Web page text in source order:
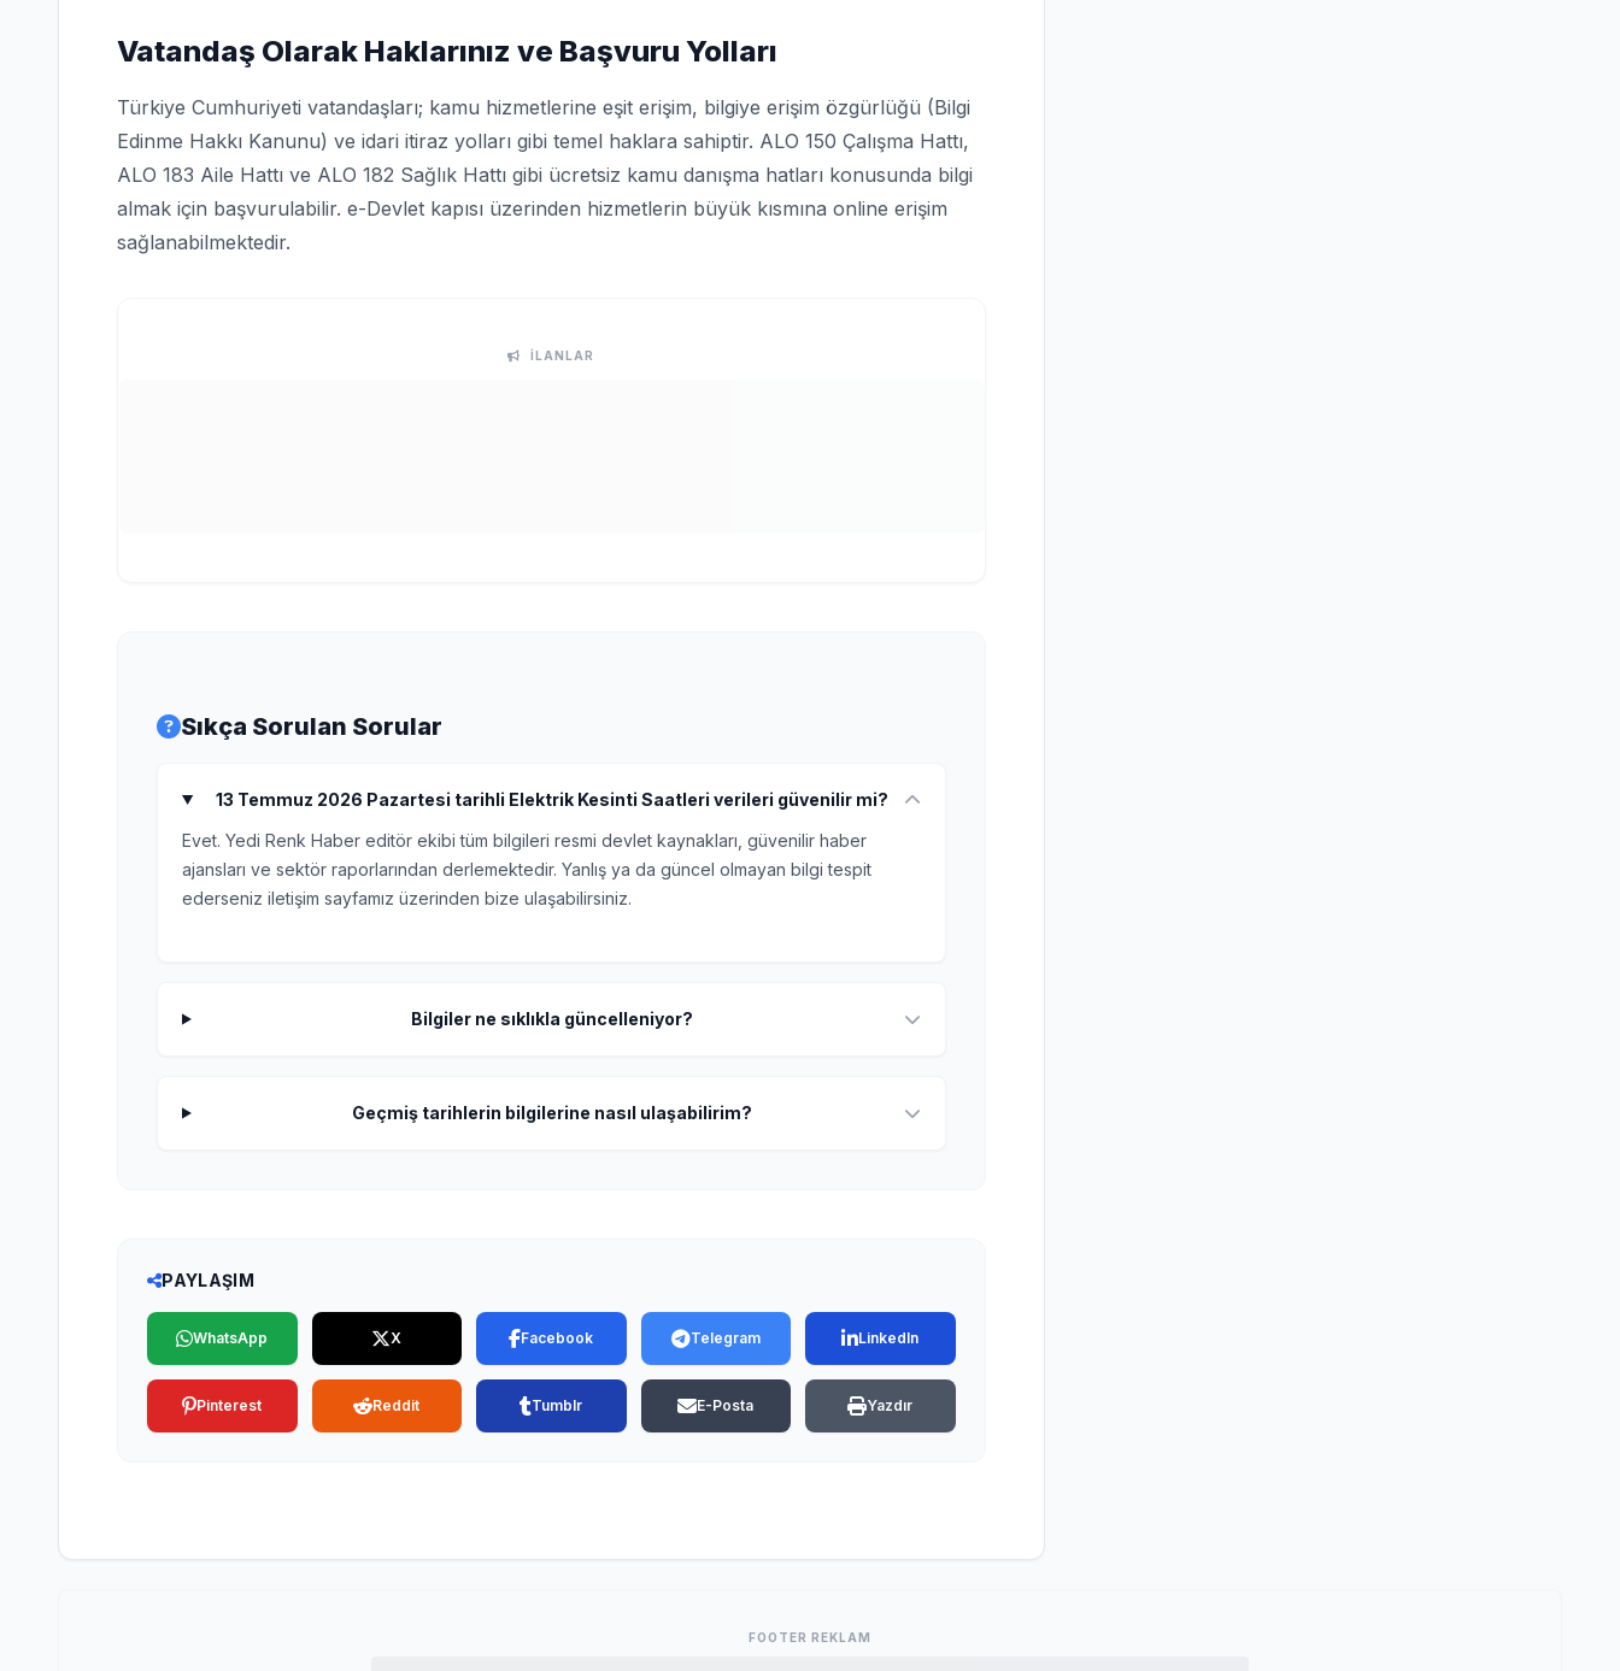
Vatandaş Olarak Haklarınız ve Başvuru Yolları
Türkiye Cumhuriyeti vatandaşları; kamu hizmetlerine eşit erişim, bilgiye erişim özgürlüğü (Bilgi
Edinme Hakkı Kanunu) ve idari itiraz yolları gibi temel haklara sahiptir. ALO 150 Çalışma Hattı,
ALO 183 Aile Hattı ve ALO 182 Sağlık Hattı gibi ücretsiz kamu danışma hatları konusunda bilgi
almak için başvurulabilir. e-Devlet kapısı üzerinden hizmetlerin büyük kısmına online erişim
sağlanabilmektedir.
İLANLAR
Sıkça Sorulan Sorular
13 Temmuz 2026 Pazartesi tarihli Elektrik Kesinti Saatleri verileri güvenilir mi?
Evet. Yedi Renk Haber editör ekibi tüm bilgileri resmi devlet kaynakları, güvenilir haber
ajansları ve sektör raporlarından derlemektedir. Yanlış ya da güncel olmayan bilgi tespit
ederseniz iletişim sayfamız üzerinden bize ulaşabilirsiniz.
Bilgiler ne sıklıkla güncelleniyor?
Geçmiş tarihlerin bilgilerine nasıl ulaşabilirim?
PAYLAŞIM
WhatsApp X Facebook Telegram LinkedIn
Pinterest Reddit Tumblr E-Posta Yazdır
FOOTER REKLAM